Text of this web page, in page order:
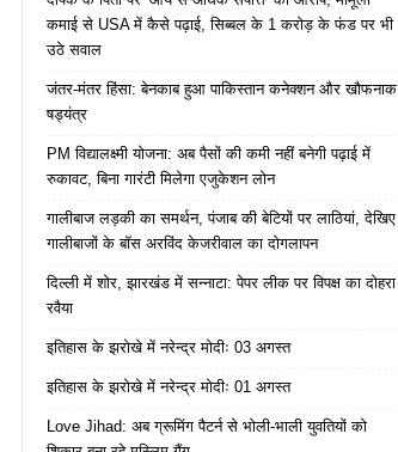
कमाई से USA में कैसे पढ़ाई, सिब्बल के 1 करोड़ के फंड पर भी
उठे सवाल
जंतर-मंतर हिंसा: बेनकाब हुआ पाकिस्तान कनेक्शन और खौफनाक
षड्यंत्र
PM विद्यालक्ष्मी योजना: अब पैसों की कमी नहीं बनेगी पढ़ाई में
रुकावट, बिना गारंटी मिलेगा एजुकेशन लोन
गालीबाज लड़की का समर्थन, पंजाब की बेटियों पर लाठियां, देखिए
गालीबाजों के बॉस अरविंद केजरीवाल का दोगलापन
दिल्ली में शोर, झारखंड में सन्नाटा: पेपर लीक पर विपक्ष का दोहरा
रवैया
इतिहास के झरोखे में नरेन्द्र मोदीः 03 अगस्त
इतिहास के झरोखे में नरेन्द्र मोदीः 01 अगस्त
Love Jihad: अब ग्रूमिंग पैटर्न से भोली-भाली युवतियों को